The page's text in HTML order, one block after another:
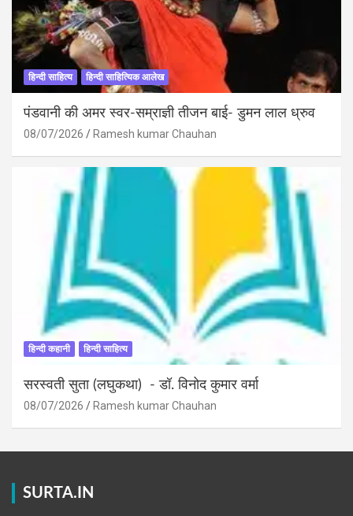
हिन्दी साहित्य हिन्दी साहित्यिक आलेख
पंडवानी की अमर स्वर-सम्राज्ञी तीजन बाई- डुमन लाल ध्रुव
08/07/2026 Ramesh kumar Chauhan
हिन्दी कहानी हिन्दी साहित्य
सरस्वती सुता (लघुकथा) ​- डॉ. विनोद कुमार वर्मा
08/07/2026 Ramesh kumar Chauhan
SURTA.IN